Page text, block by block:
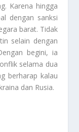
Karena hingga
dengan sanksi
barat. Tidak
selain dengan
begini, ia
selama dua
berharap kalau
dan Rusia.